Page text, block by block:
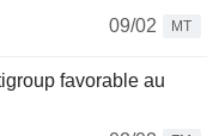
09/02
MT
favorable au